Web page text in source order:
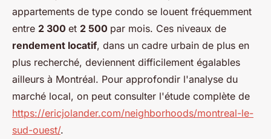
appartements de type condo se louent fréquemment
entre 2 300 et 2 500 par mois. Ces niveaux de
rendement locatif, dans un cadre urbain de plus en
plus recherché, deviennent difficilement égalables
ailleurs à Montréal. Pour approfondir l'analyse du
marché local, on peut consulter l'étude complète de
https://ericjolander.com/neighborhoods/montreal-le-
sud-ouest/.